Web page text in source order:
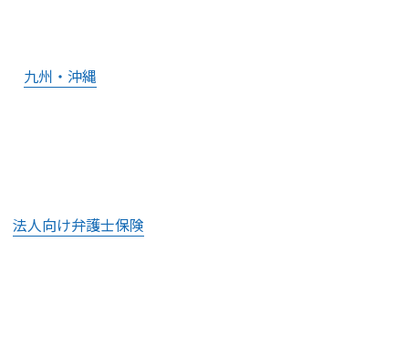
九州・沖縄
法人向け弁護士保険